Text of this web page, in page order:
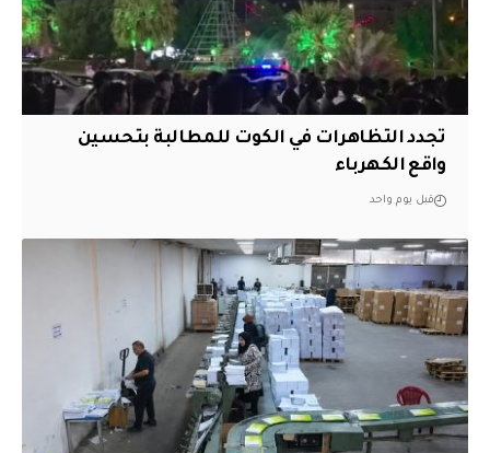
تجدد التظاهرات في الكوت للمطالبة بتحسين
واقع الكهرباء
قبل يوم واحد